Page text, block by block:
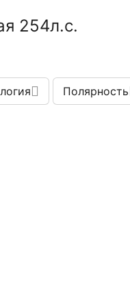
254л.с.
Полярность